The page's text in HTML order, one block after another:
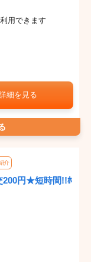
用できます
細を見る
介
200円★短時間!!ﾎ